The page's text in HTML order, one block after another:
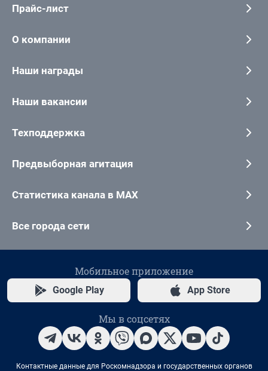
Прайс-лист
О компании
Наши награды
Наши вакансии
Техподдержка
Предвыборная агитация
Статистика канала в MAX
Все города сети
Мобильное приложение
Google Play App Store
Мы в соцсетях
Контактные данные для Роскомнадзора и государственных органов